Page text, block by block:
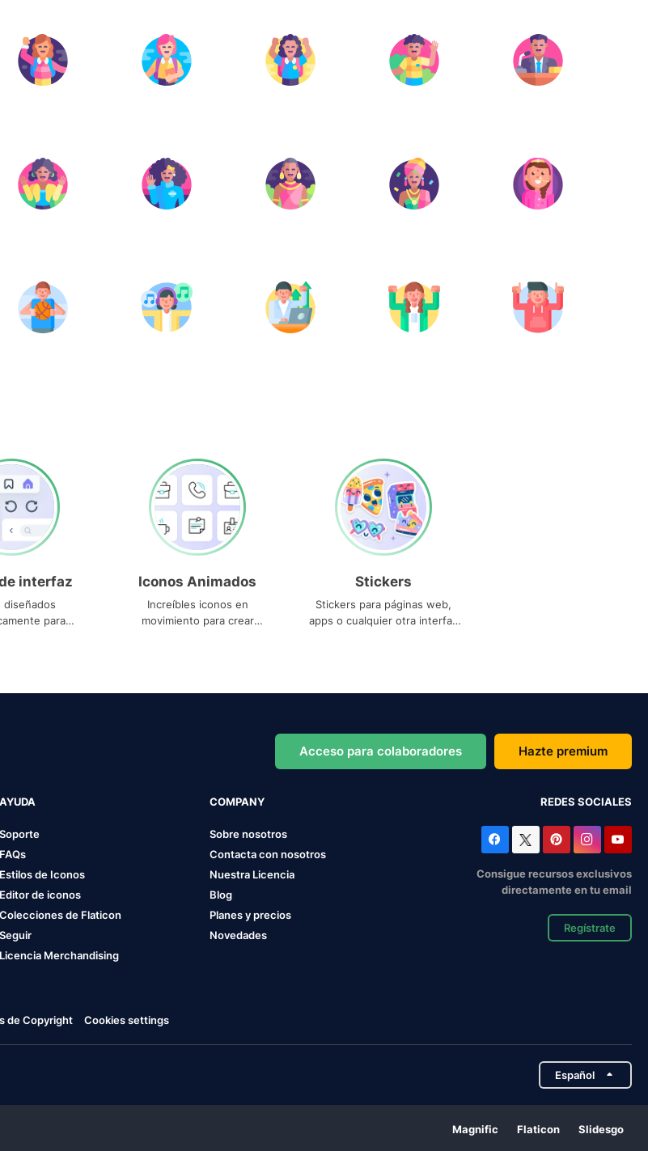
interfaz
diseñados
para
Iconos Animados
Increíbles iconos en
movimiento para crear
Stickers
Stickers para páginas web,
apps o cualquier otra interfaz
Acceso para colaboradores Hazte premium
AYUDA
Soporte
FAQs
Estilos de Iconos
Editor de iconos
Colecciones de Flaticon
Seguir
Licencia Merchandising
COMPANY
Sobre nosotros
Contacta con nosotros
Nuestra Licencia
Blog
Planes y precios
Novedades
REDES SOCIALES
Consigue recursos exclusivos
directamente en tu email
Regístrate
de Copyright Cookies settings
Español
Magnific Flaticon Slidesgo